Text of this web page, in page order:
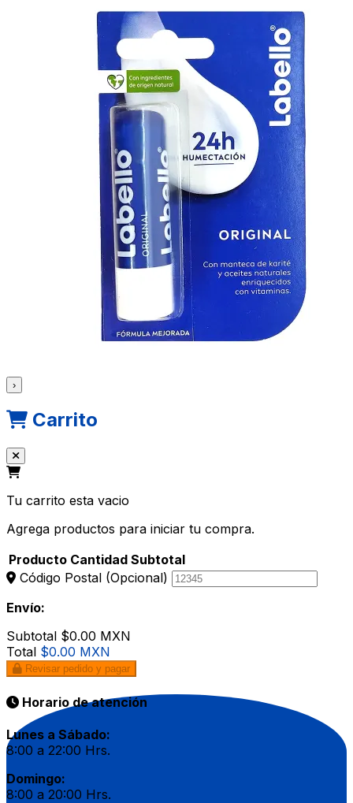
›
Carrito
Tu carrito esta vacio
Agrega productos para iniciar tu compra.
Producto Cantidad Subtotal
Código Postal (Opcional)
Envío:
Subtotal $0.00 MXN
Total $0.00 MXN
Revisar pedido y pagar
Horario de atención
Lunes a Sábado:
8:00 a 22:00 Hrs.
Domingo:
8:00 a 20:00 Hrs.